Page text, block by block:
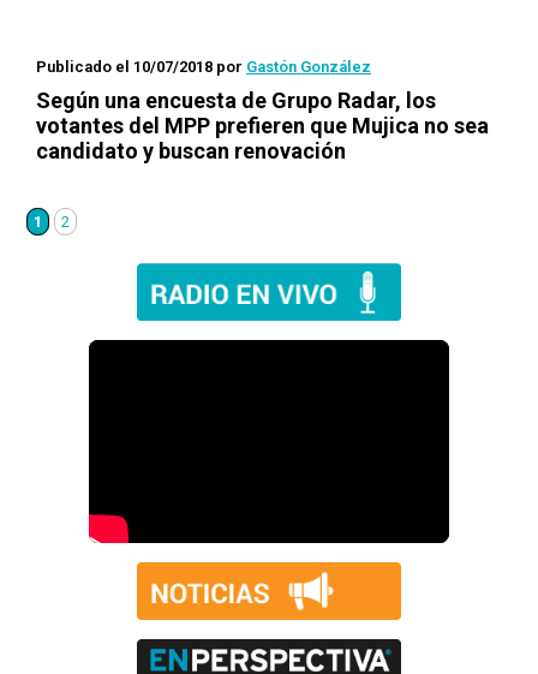
Publicado el 10/07/2018 por Gastón González
Según una encuesta de Grupo Radar, los
votantes del MPP prefieren que Mujica no sea
candidato y buscan renovación
1 2